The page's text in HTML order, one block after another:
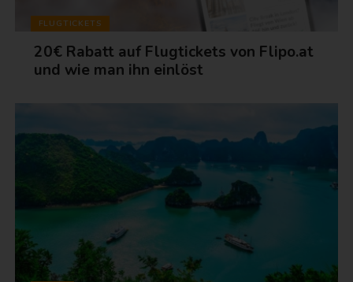
FLUGTICKETS
20€ Rabatt auf Flugtickets von Flipo.at
und wie man ihn einlöst